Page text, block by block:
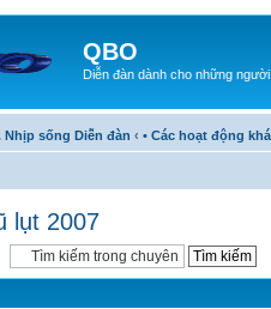
QBO
Diễn đàn dành cho những
Nhịp sống Diễn đàn ‹ • Các hoạt động
lụt 2007